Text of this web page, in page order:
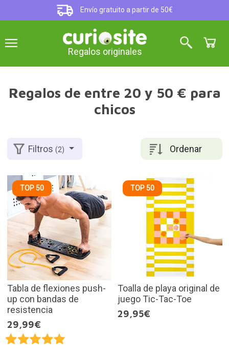
Envío gratuito a partir de 50€
Regalos originales
Regalos de entre 20 y 50 € para
chicos
Ordenar
Filtros(2)
TOP 50
Tabla de flexiones push-
up con bandas de
resistencia
29,99€
TOP 50
Toalla de playa original de
juego Tic-Tac-Toe
29,95€